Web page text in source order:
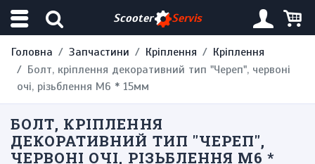
Scooter Servis
Головна Запчастини Кріплення
Кріплення
Болт, кріплення декоративний тип "Череп", червоні
очі, різьблення М6 * 15мм
БОЛТ, КРІПЛЕННЯ
ДЕКОРАТИВНИЙ ТИП "ЧЕРЕП",
ЧЕРВОНІ ОЧІ, РІЗЬБЛЕННЯ М6 *